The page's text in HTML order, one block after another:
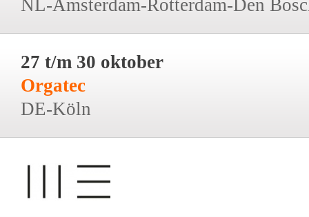
NL-Amsterdam-Rotterdam-Den
27 t/m 30 oktober
Orgatec
DE-Köln